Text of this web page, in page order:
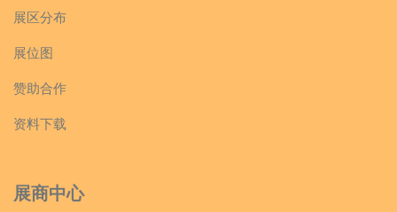
展区分布
展位图
赞助合作
资料下载
展商中心